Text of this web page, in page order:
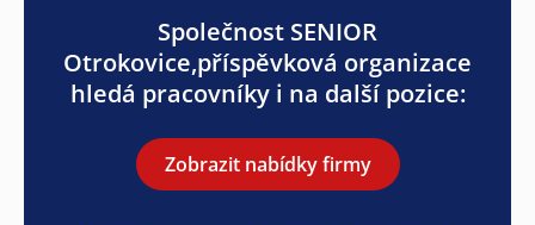
Společnost SENIOR
Otrokovice,příspěvková organizace
hledá pracovníky i na další pozice:
Zobrazit nabídky firmy